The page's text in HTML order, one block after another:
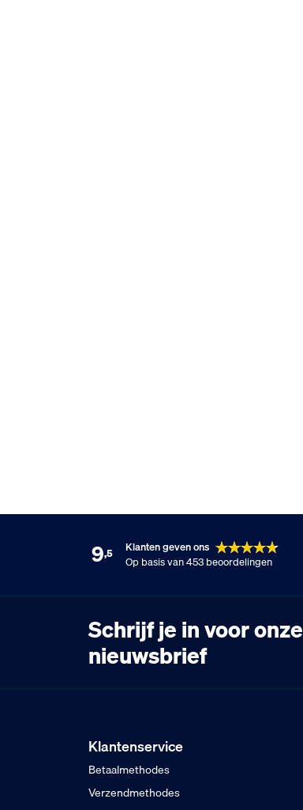
9,5
Klanten geven ons
Op basis van 453 beoordelingen
Schrijf je in voor onze
nieuwsbrief
Klantenservice
Betaalmethodes
Verzendmethodes